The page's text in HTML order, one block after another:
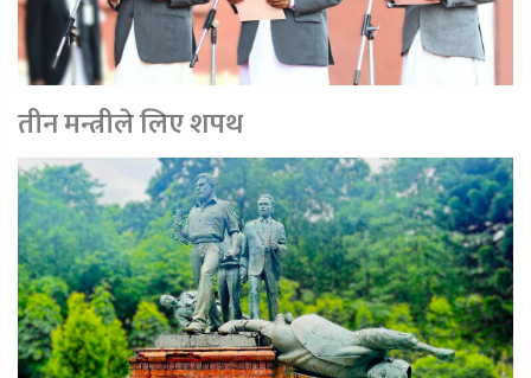
तीन मन्त्रीले लिए शपथ